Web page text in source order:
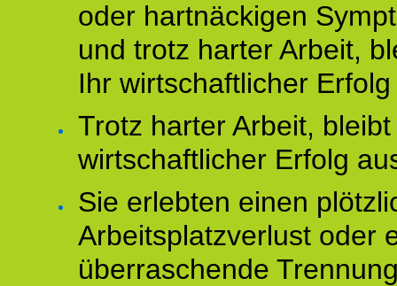
oder hartnäckigen
und trotz harter Arbeit,
Ihr wirtschaftlicher
Trotz harter Arbeit,
wirtschaftlicher Erfolg
Sie erlebten einen
Arbeitsplatzverlust oder
überraschende